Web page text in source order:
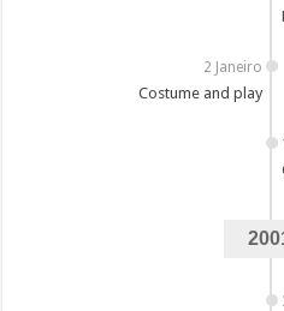
2 Janeiro
Costume and play